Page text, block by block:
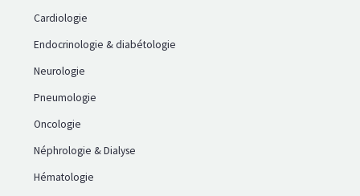
Cardiologie
Endocrinologie & diabétologie
Neurologie
Pneumologie
Oncologie
Néphrologie & Dialyse
Hématologie